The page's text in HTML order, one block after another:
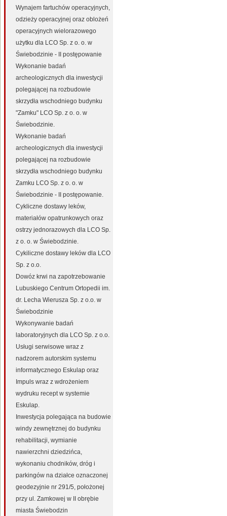
Wynajem fartuchów operacyjnych,
odzieży operacyjnej oraz oblożeń
operacyjnych wielorazowego
użytku dla LCO Sp. z o. o. w
Świebodzinie - II postępowanie
Wykonanie badań
archeologicznych dla inwestycji
polegającej na rozbudowie
skrzydła wschodniego budynku
"Zamku" LCO Sp. z o. o. w
Świebodzinie.
Wykonanie badań
archeologicznych dla inwestycji
polegającej na rozbudowie
skrzydła wschodniego budynku
Zamku LCO Sp. z o. o. w
Świebodzinie - II postępowanie.
Cykliczne dostawy leków,
materiałów opatrunkowych oraz
ostrzy jednorazowych dla LCO Sp.
z o. o. w Świebodzinie.
Cykiliczne dostawy leków dla LCO
Sp. z o.o.
Dowóz krwi na zapotrzebowanie
Lubuskiego Centrum Ortopedii im.
dr. Lecha Wierusza Sp. z o.o. w
Świebodzinie
Wykonywanie badań
laboratoryjnych dla LCO Sp. z o.o.
Usługi serwisowe wraz z
nadzorem autorskim systemu
informatycznego Eskulap oraz
Impuls wraz z wdrożeniem
wydruku recept w systemie
Eskulap.
Inwestycja polegająca na budowie
windy zewnętrznej do budynku
rehabilitacji, wymianie
nawierzchni dziedzińca,
wykonaniu chodników, dróg i
parkingów na działce oznaczonej
geodezyjnie nr 291/5, położonej
przy ul. Zamkowej w II obrębie
miasta Świebodzin